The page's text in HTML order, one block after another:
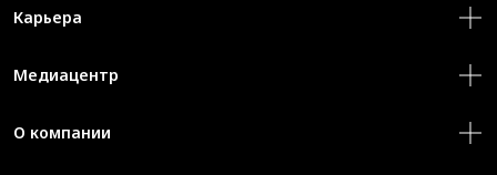
Карьера
Медиацентр
О компании